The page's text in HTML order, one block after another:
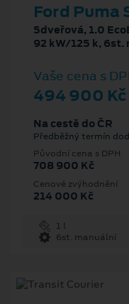
Ford Puma
5dveřová, 1.0
92 kW/125 k, 6st.
Vaše cena s
494 900 Kč
Na cestě do ČR
Předběžný termín
Původní cena s DPH
708 900 Kč
Cenové zvýhodnění
214 000 Kč
1 l
6st. manuální